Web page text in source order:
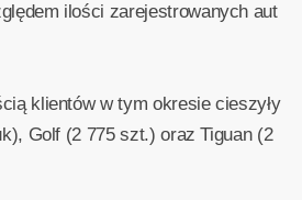
ilości zarejestrowanych aut
klientów w tym okresie cieszyły
Golf (2 775 szt.) oraz Tiguan (2